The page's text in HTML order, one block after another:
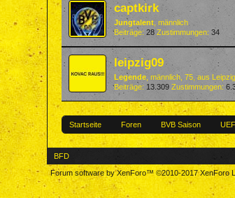
captkirk
Jungtalent , männlich
Beiträge: 28 Zustimmungen: 34
leipzig09
Legende , männlich, 75,aus Leipzig
Beiträge: 13.309 Zustimmungen:
Startseite Foren BVB Saison
BFD
Forum software by XenForo™©2010-2017 XenForo